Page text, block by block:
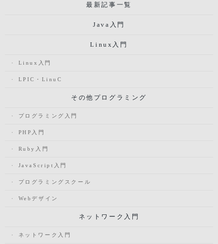
最新記事一覧
Java入門
Linux入門
Linux入門
LPIC・LinuC
その他プログラミング
プログラミング入門
PHP入門
Ruby入門
JavaScript入門
プログラミングスクール
Webデザイン
ネットワーク入門
ネットワーク入門